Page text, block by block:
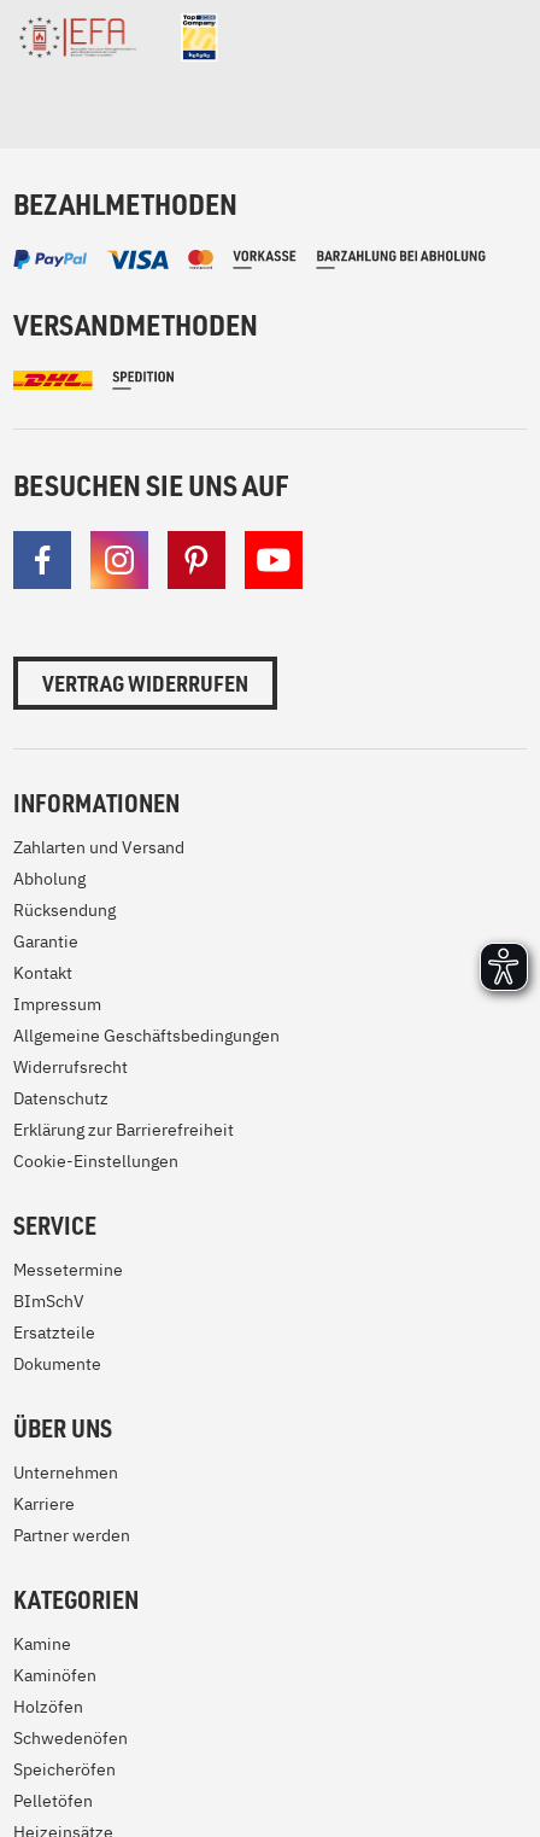
BEZAHLMETHODEN
VERSANDMETHODEN
BESUCHEN SIE UNS AUF
VERTRAG WIDERRUFEN
INFORMATIONEN
Zahlarten und Versand
Abholung
Rücksendung
Garantie
Kontakt
Impressum
Allgemeine Geschäftsbedingungen
Widerrufsrecht
Datenschutz
Erklärung zur Barrierefreiheit
Cookie-Einstellungen
SERVICE
Messetermine
BImSchV
Ersatzteile
Dokumente
ÜBER UNS
Unternehmen
Karriere
Partner werden
KATEGORIEN
Kamine
Kaminöfen
Holzöfen
Schwedenöfen
Speicheröfen
Pelletöfen
Heizeinsätze